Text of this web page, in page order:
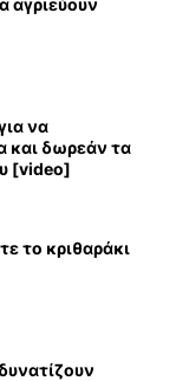
αγριεύουν
να
και δωρεάν τα
[video]
το κριθαράκι